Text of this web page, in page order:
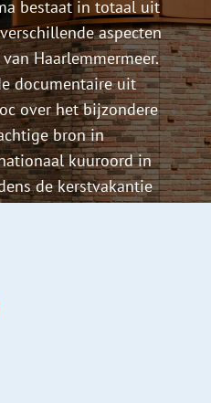
bestaat in totaal uit
aspecten
Haarlemmermeer.
documentaire uit
over het bijzondere
bron in
kuuroord in
de kerstvakantie
2026 enkele